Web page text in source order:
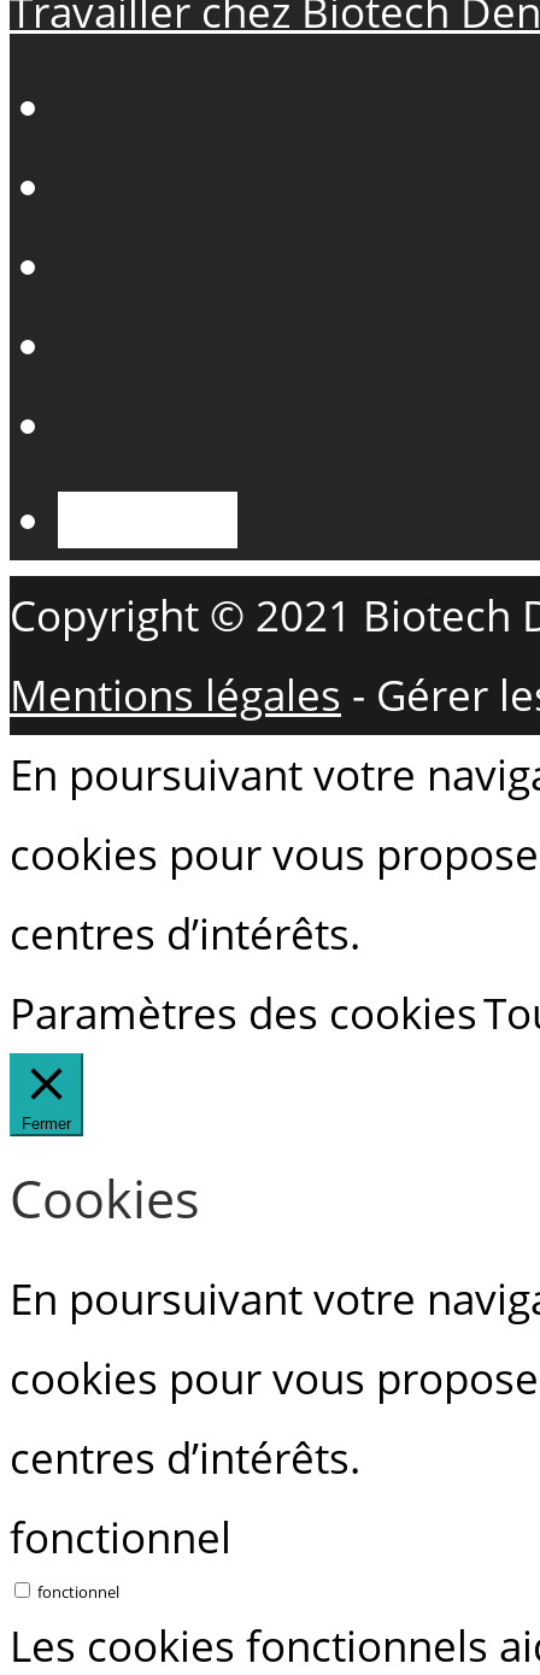
Travailler chez Biotech
Copyright © 2021 Biotech
Mentions légales - Gérer
En poursuivant votre
cookies pour vous
centres d’intérêts.
Paramètres des cookies
Fermer
Cookies
En poursuivant votre
cookies pour vous
centres d’intérêts.
fonctionnel
fonctionnel
Les cookies fonctionnels